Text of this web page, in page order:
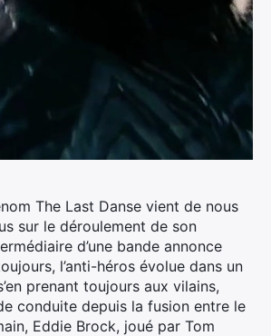
The Last Danse vient de nous
sur le déroulement de son
d’une bande annonce
l’anti-héros évolue dans un
prenant toujours aux vilains,
conduite depuis la fusion entre le
Eddie Brock, joué par Tom